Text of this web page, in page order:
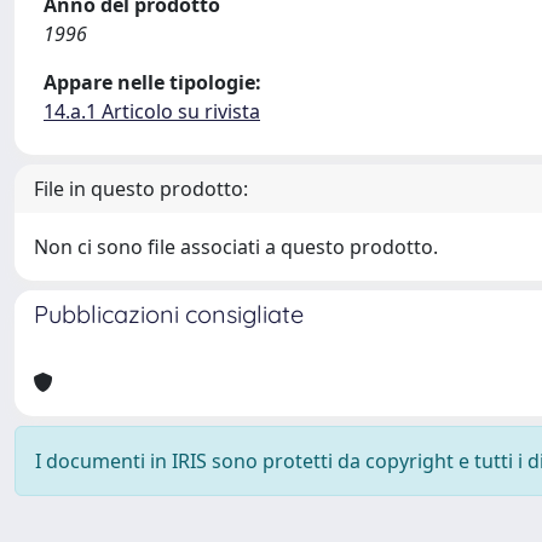
1996
Appare nelle tipologie:
14.a.1 Articolo su rivista
File in questo prodotto:
Non ci sono file associati a questo prodotto.
Pubblicazioni consigliate
I documenti in IRIS sono protetti da copyright e tutti i